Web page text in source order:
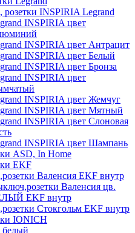
INSPIRIA Legrand
INSPIRIA цвет
INSPIRIA цвет Антрацит
INSPIRIA цвет Белый
INSPIRIA цвет Бронза
INSPIRIA цвет
INSPIRIA цвет Жемчуг
INSPIRIA цвет Мятный
INSPIRIA цвет Слоновая
INSPIRIA цвет Шампань
ASD, In Home
EKF
Валенсия EKF внутр
Валенсия цв.
EKF внутр
Стокгольм EKF внутр
IONICH